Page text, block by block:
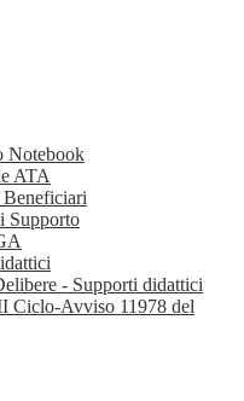
Notebook
ATA
Beneficiari
Supporto
- Supporti didattici
Ciclo-Avviso 11978 del